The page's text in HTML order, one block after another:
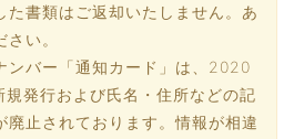
た書類はご返却いたしません。あ
い。
ンバー「通知カード」は、2020
発行および氏名・住所などの記
廃止されております。情報が相違